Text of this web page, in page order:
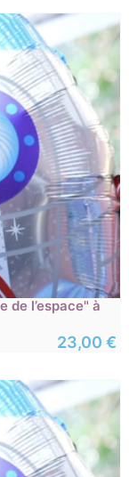
l’espace" à
23,00 €